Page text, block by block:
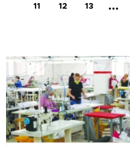
11 12 13 ...